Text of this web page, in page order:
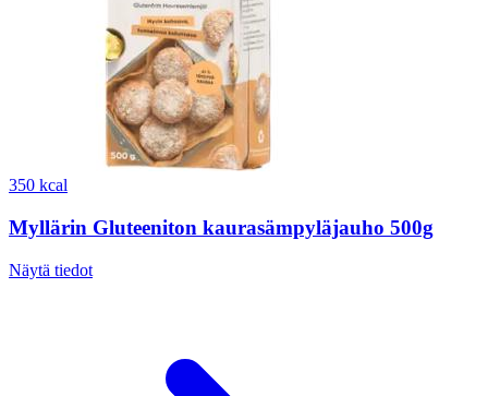
350 kcal
Myllärin Gluteeniton kaurasämpyläjauho 500g
Näytä tiedot